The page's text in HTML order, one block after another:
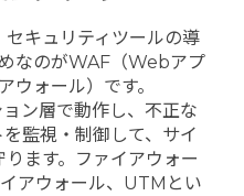
キュリティツールの導
なのがWAF（Webアプ
ウォール）です。
ン層で動作し、不正な
監視・制御して、サイ
ます。ファイアウォー
アウォール、UTMとい